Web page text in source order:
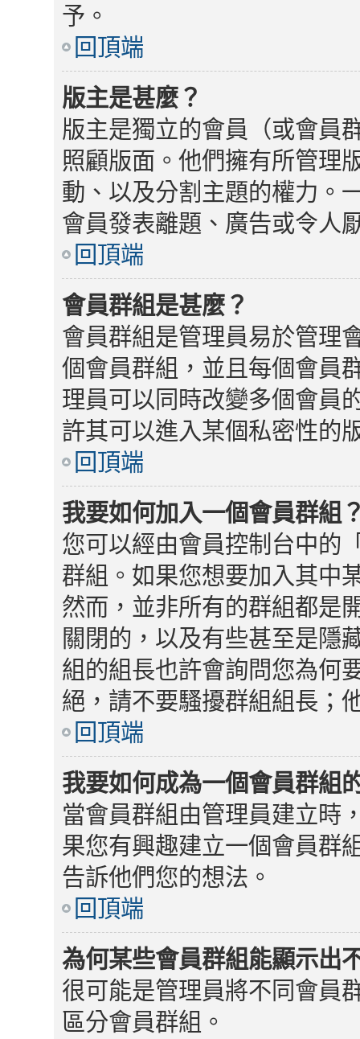
予。
回頂端
版主是甚麼？
版主是獨立的會員（或會員
照顧版面。他們擁有所管理
動、以及分割主題的權力。
會員發表離題、廣告或令人
回頂端
會員群組是甚麼？
會員群組是管理員易於管理
個會員群組，並且每個會員
理員可以同時改變多個會員
許其可以進入某個私密性的
回頂端
我要如何加入一個會員群組
您可以經由會員控制台中的
群組。如果您想要加入其中
然而，並非所有的群組都是
關閉的，以及有些甚至是隱
組的組長也許會詢問您為何
絕，請不要騷擾群組組長；
回頂端
我要如何成為一個會員群組
當會員群組由管理員建立時
果您有興趣建立一個會員群
告訴他們您的想法。
回頂端
為何某些會員群組能顯示出
很可能是管理員將不同會員
區分會員群組。